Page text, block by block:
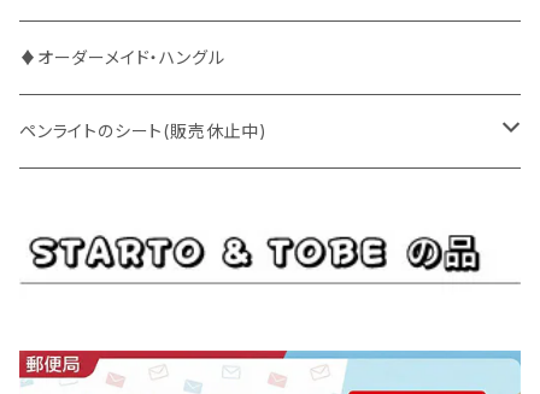
ENHYPEN
EXO
iKON
INI
BOYNEXTDOOR
BUDDiiS
ENHYPEN
EXO
ENHYPEN
EXO
Stray Kids
♦オーダーメイド・ハングル
ペンライトのシート(販売休止中)
INI
JO1